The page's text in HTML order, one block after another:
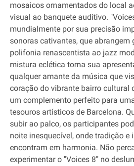
mosaicos ornamentados do local
visual ao banquete auditivo.
mundialmente por sua precisão
sonoras cativantes, que abrangem
polifonia renascentista ao jazz
mistura eclética torna sua
qualquer amante da música que
coração do vibrante bairro cultural
um complemento perfeito para
tesouros artísticos de Barcelona.
subir ao palco, os participantes
noite inesquecível, onde tradição e
encontram em harmonia. Não
experimentar o "Voices 8" no